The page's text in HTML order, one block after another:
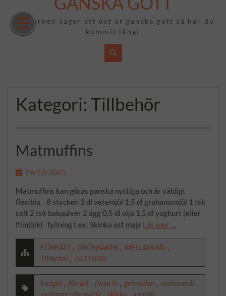
innehåll
Om barnen säger att det är ganska gott så har du
kommit långt
Kategori: Tillbehör
Matmuffins
19/12/2025
Matmuffins kan göras ganska nyttiga och är väldigt
flexibla. 8 stycken 3 dl vetemjöl 1,5 dl grahamsmjöl 1 tsk
salt 2 tsk bakpulver 2 ägg 0,5 dl olja 1,5 dl yoghurt (eller
filmjölk) fyllning t.ex: Skinka ost majs Läs mer …
FÖRRÄTT , GRÖNSAKER , MELLANMÅL ,
Tillbehör , TILLTUGG
budget , förrätt , frysa in , grönsaker , mellanmål ,
nyttigare alternativ , skinka , snabbt